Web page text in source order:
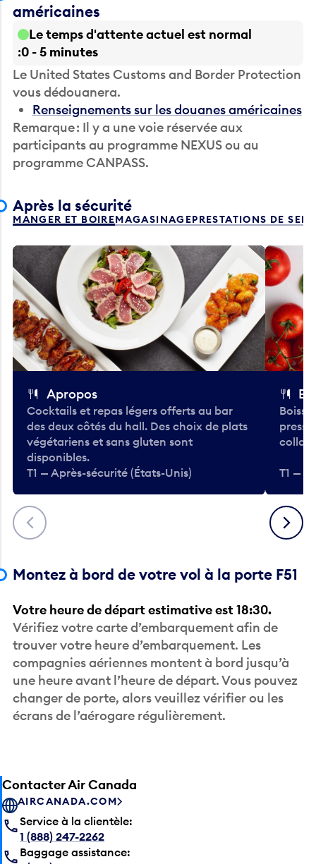
américaines
Le temps d'attente actuel est normal
0 - 5 minutes
Le United States Customs and Border Protection
vous dédouanera.
Renseignements sur les douanes américaines
Remarque : Il y a une voie réservée aux
participants au programme NEXUS ou au
programme CANPASS.
Après la sécurité
MANGER ET BOIREMAGASINAGEPRESTATIONS DE
Précédent
Apropos
Cocktails et repas légers offerts au bar
des deux côtés du hall. Des choix de plats
végétariens et sans gluten sont
disponibles.
T1 — Après-sécurité (États-Unis)
T1 —
Suivant
Montez à bord de votre vol à la porte F51
Votre heure de départ estimative est 18:30.
Vérifiez votre carte d’embarquement afin de
trouver votre heure d’embarquement. Les
compagnies aériennes montent à bord jusqu’à
une heure avant l’heure de départ. Vous pouvez
changer de porte, alors veuillez vérifier ou les
écrans de l’aérogare régulièrement.
Contacter Air Canada
AIRCANADA.COM
Service à la clientèle:
1 (888) 247-2262
Baggage assistance: